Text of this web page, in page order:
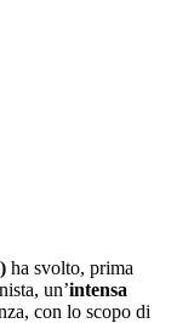
ha svolto, prima
un’intensa
con lo scopo di